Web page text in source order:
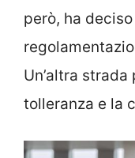
però, ha
Un’altra
tolleranza e la